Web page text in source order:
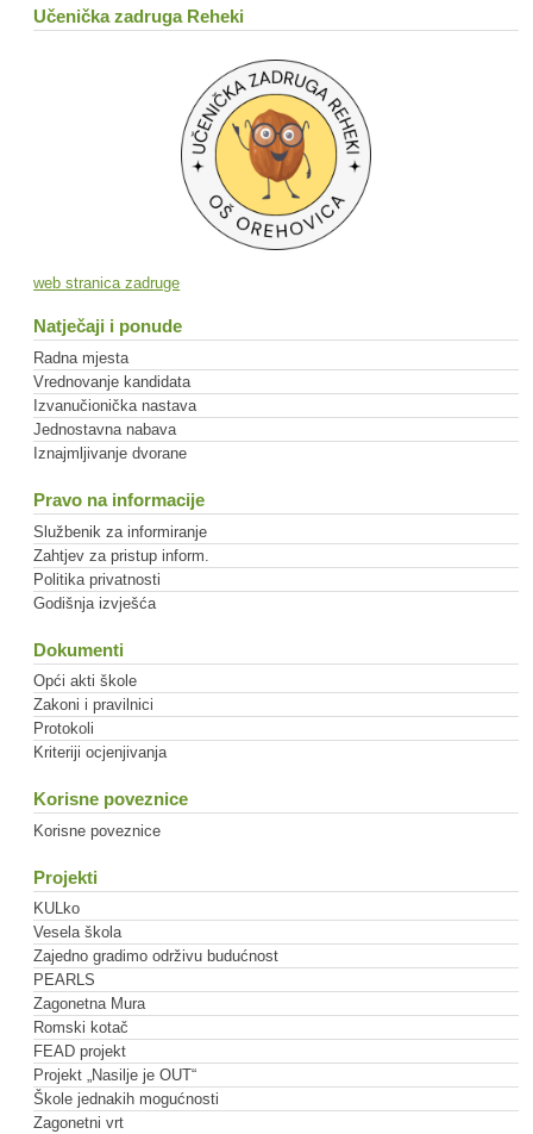
Učenička zadruga Reheki
web stranica zadruge
Natječaji i ponude
Radna mjesta
Vrednovanje kandidata
Izvanučionička nastava
Jednostavna nabava
Iznajmljivanje dvorane
Pravo na informacije
Službenik za informiranje
Zahtjev za pristup inform.
Politika privatnosti
Godišnja izvješća
Dokumenti
Opći akti škole
Zakoni i pravilnici
Protokoli
Kriteriji ocjenjivanja
Korisne poveznice
Korisne poveznice
Projekti
KULko
Vesela škola
Zajedno gradimo održivu budućnost
PEARLS
Zagonetna Mura
Romski kotač
FEAD projekt
Projekt „Nasilje je OUT“
Škole jednakih mogućnosti
Zagonetni vrt